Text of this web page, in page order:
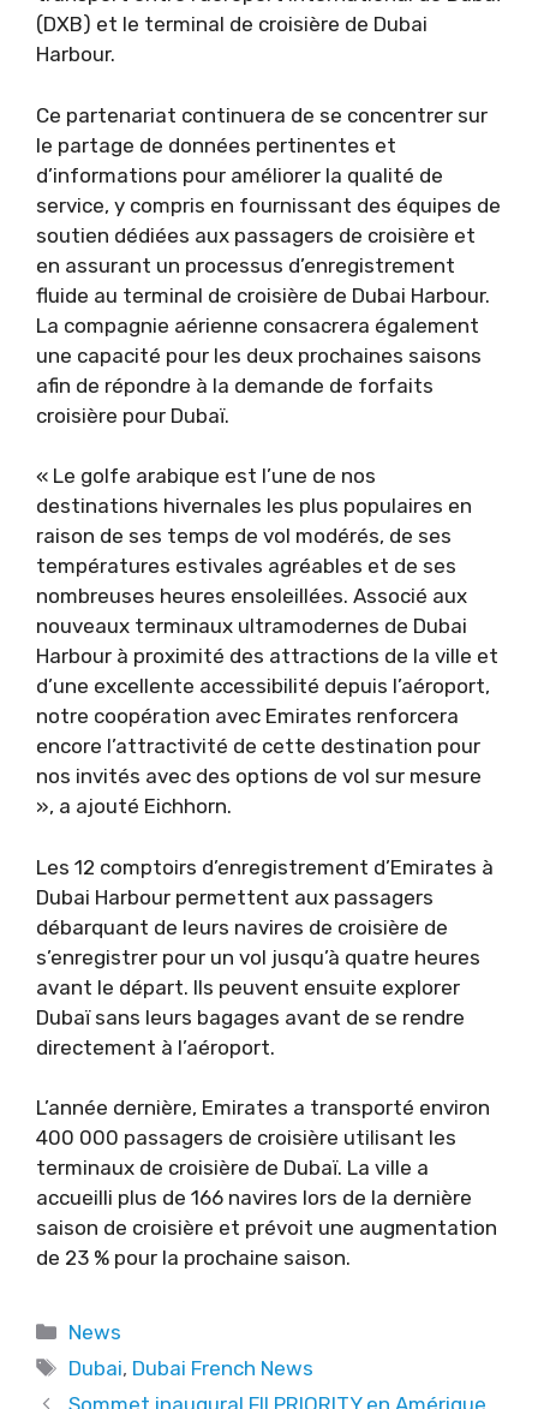
(DXB) et le terminal de croisière de Dubai
Harbour.
Ce partenariat continuera de se concentrer sur
le partage de données pertinentes et
d’informations pour améliorer la qualité de
service, y compris en fournissant des équipes de
soutien dédiées aux passagers de croisière et
en assurant un processus d’enregistrement
fluide au terminal de croisière de Dubai Harbour.
La compagnie aérienne consacrera également
une capacité pour les deux prochaines saisons
afin de répondre à la demande de forfaits
croisière pour Dubaï.
« Le golfe arabique est l’une de nos
destinations hivernales les plus populaires en
raison de ses temps de vol modérés, de ses
températures estivales agréables et de ses
nombreuses heures ensoleillées. Associé aux
nouveaux terminaux ultramodernes de Dubai
Harbour à proximité des attractions de la ville et
d’une excellente accessibilité depuis l’aéroport,
notre coopération avec Emirates renforcera
encore l’attractivité de cette destination pour
nos invités avec des options de vol sur mesure
», a ajouté Eichhorn.
Les 12 comptoirs d’enregistrement d’Emirates à
Dubai Harbour permettent aux passagers
débarquant de leurs navires de croisière de
s’enregistrer pour un vol jusqu’à quatre heures
avant le départ. Ils peuvent ensuite explorer
Dubaï sans leurs bagages avant de se rendre
directement à l’aéroport.
L’année dernière, Emirates a transporté environ
400 000 passagers de croisière utilisant les
terminaux de croisière de Dubaï. La ville a
accueilli plus de 166 navires lors de la dernière
saison de croisière et prévoit une augmentation
de 23 % pour la prochaine saison.
Categories
News
Tags
Dubai, Dubai French News